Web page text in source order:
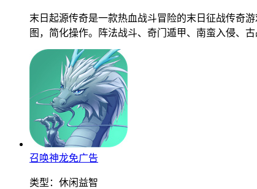
末日起源传奇是一款热血战斗冒险的末日征战传奇
图，简化操作。阵法战斗、奇门遁甲、南蛮入侵、
召唤神龙免广告
类型： 休闲益智